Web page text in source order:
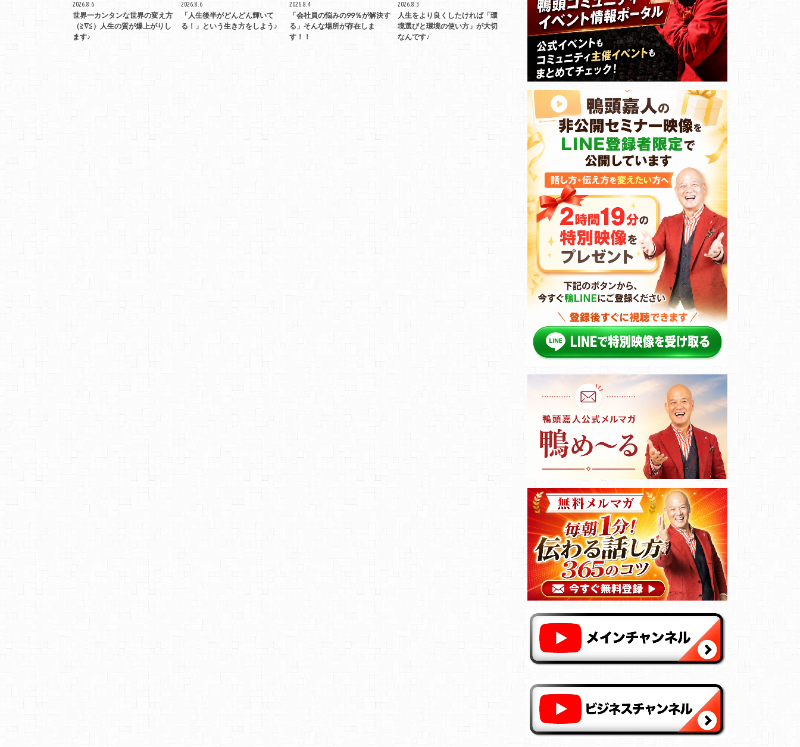
2026.8.6
世界一カンタンな世界の変え方
（≧∇≦）人生の質が爆上がりし
ます♪
2026.8.6
「人生後半がどんどん輝いて
る！」という生き方をしよう♪
2026.8.4
「会社員の悩みの99％が解決す
る」そんな場所が存在しま
す！！
2026.8.3
人生をより良くしたければ「環
境選びと環境の使い方」が大切
なんです♪